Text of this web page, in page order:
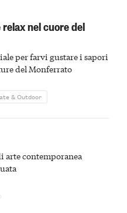
nel cuore del
per farvi gustare i sapori
del Monferrato
& Outdoor
arte contemporanea